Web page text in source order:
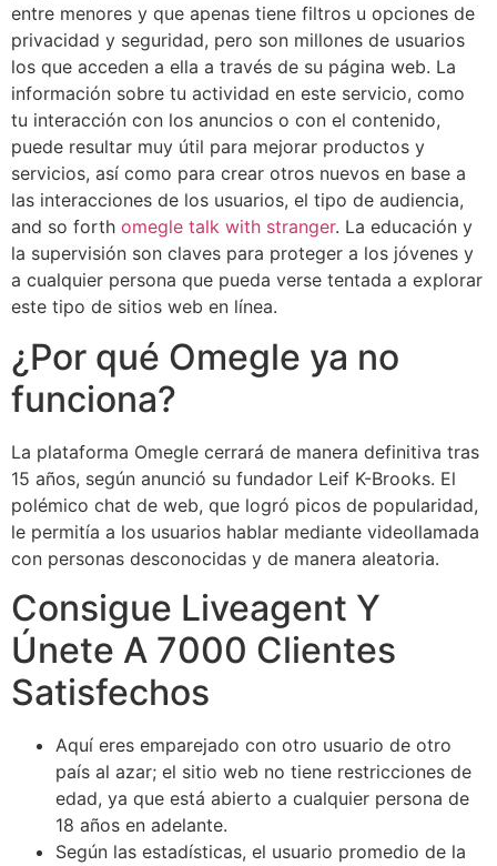
entre menores y que apenas tiene filtros u opciones de
privacidad y seguridad, pero son millones de usuarios
los que acceden a ella a través de su página web. La
información sobre tu actividad en este servicio, como
tu interacción con los anuncios o con el contenido,
puede resultar muy útil para mejorar productos y
servicios, así como para crear otros nuevos en base a
las interacciones de los usuarios, el tipo de audiencia,
and so forth omegle talk with stranger. La educación y
la supervisión son claves para proteger a los jóvenes y
a cualquier persona que pueda verse tentada a explorar
este tipo de sitios web en línea.
¿Por qué Omegle ya no
funciona?
La plataforma Omegle cerrará de manera definitiva tras
15 años, según anunció su fundador Leif K-Brooks. El
polémico chat de web, que logró picos de popularidad,
le permitía a los usuarios hablar mediante videollamada
con personas desconocidas y de manera aleatoria.
Consigue Liveagent Y
Únete A 7000 Clientes
Satisfechos
Aquí eres emparejado con otro usuario de otro
país al azar; el sitio web no tiene restricciones de
edad, ya que está abierto a cualquier persona de
18 años en adelante.
Según las estadísticas, el usuario promedio de la